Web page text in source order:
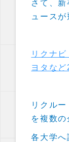
さて、
ュース
リクナ
ヨタな
リクル
を複数の
各大学へ